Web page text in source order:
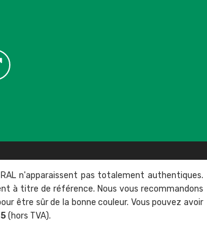
n'apparaissent pas totalement authentiques.
à titre de référence. Nous vous recommandons
être sûr de la bonne couleur. Vous pouvez avoir
(hors TVA).
Guillaume Euvrard